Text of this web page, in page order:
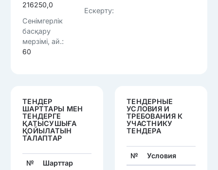
216250,0
Сенімгерлік
басқару
мерзімі, ай.:
60
Ескерту:
ТЕНДЕР
ШАРТТАРЫ МЕН
ТЕНДЕРГЕ
ҚАТЫСУШЫҒА
ҚОЙЫЛАТЫН
ТАЛАПТАР
№ Шарттар
ТЕНДЕРНЫЕ
УСЛОВИЯ И
ТРЕБОВАНИЯ К
УЧАСТНИКУ
ТЕНДЕРА
№ Условия